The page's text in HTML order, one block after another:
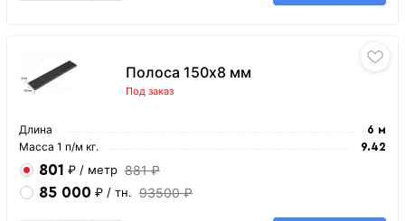
Полоса 150х8 мм
Под заказ
Длина 6 м
Масса 1 п/м кг. 9.42
801 ₽ / метр 881 ₽
85 000 ₽ / тн. 93500 ₽